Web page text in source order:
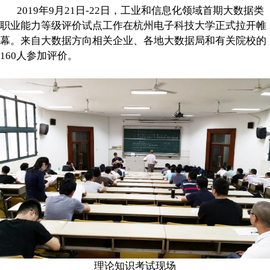
2019年9月21日-22日，工业和信息化领域首期大数据类
职业能力等级评价试点工作在杭州电子科技大学正式拉开帷
幕。来自大数据方向相关企业、各地大数据局和有关院校的
160人参加评价。
理论知识考试现场